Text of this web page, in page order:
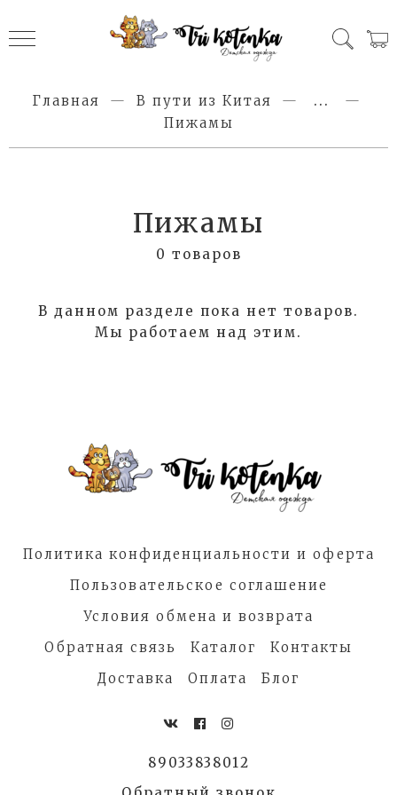
Главная В пути из Китая
...
Пижамы
Пижамы
0 товаров
В данном разделе пока нет товаров.
Мы работаем над этим.
Политика конфиденциальности и оферта
Пользовательское соглашение
Условия обмена и возврата
Обратная связь
Каталог
Контакты
Доставка
Оплата Блог
89033838012